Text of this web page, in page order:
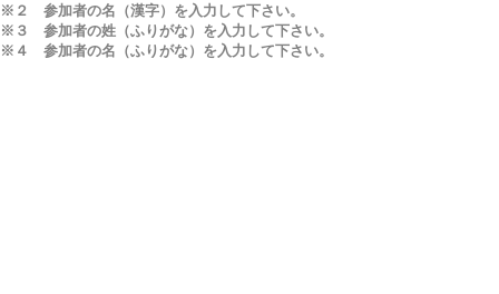
※２ 参加者の名（漢字）を入力して下さい。
※３ 参加者の姓（ふりがな）を入力して下さい。
※４ 参加者の名（ふりがな）を入力して下さい。